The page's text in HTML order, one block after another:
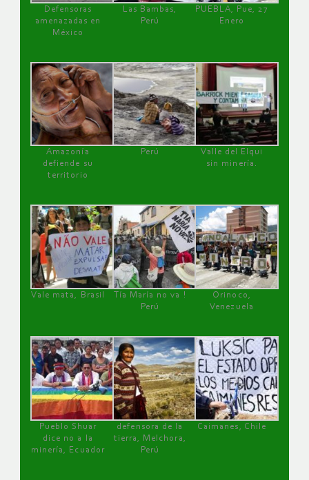
Defensoras
amenazadas en
México
Las Bambas,
Perú
PUEBLA, Pue, 27
Enero
Amazonía
defiende su
territorio
Perú
Valle del Elqui
sin minería.
Vale mata, Brasil
Tía María no va !
Perú
Orinoco,
Venezuela
Pueblo Shuar
dice no a la
minería, Ecuador
defensora de la
tierra, Melchora,
Perú
Caimanes, Chile